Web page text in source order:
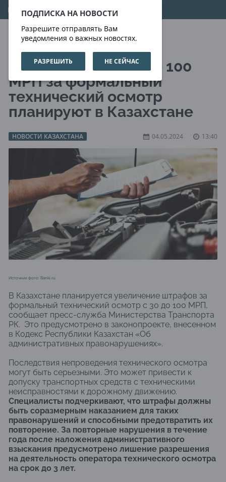
ПОДПИСКА НА НОВОСТИ
Разрешите отправлять Вам
уведомления о важных новостях.
РАЗРЕШИТЬ НЕ СЕЙЧАС
06.08.2026 20:28:39
Увеличить штраф до 100
МРП за формальный
технический осмотр
планируют в Казахстане
НОВОСТИ КАЗАХСТАНА 04.05.2024 13:40
Источник фото: Banki.ru
В Казахстане планируется увеличение штрафов за
формальный технический осмотр с 30 до 100 МРП,
сообщает пресс-служба Министерства Транспорта
РК. Это предусмотрено в законопроекте, внесенном
в Кодекс Республики Казахстан «Об
административных правонарушениях».
Последствия непроведения технического осмотра
могут быть серьезными. Это может привести к
допуску транспортных средств с техническими
неисправностями к дорожному движению.
Специалисты подчеркивают, что штрафы должны
быть соразмерным наказанием для таких
правонарушений и способными предотвратить их
повторение. За повторные нарушения в течение
года после наложения административного
взыскания предусмотрено лишение разрешения
на деятельность оператора технического осмотра
на срок до 3 лет.